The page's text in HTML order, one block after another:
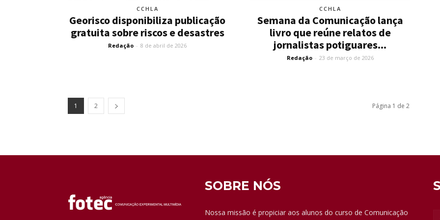
CCHLA
Georisco disponibiliza publicação
gratuita sobre riscos e desastres
Redação - 8 de abril de 2026
CCHLA
Semana da Comunicação lança
livro que reúne relatos de
jornalistas potiguares...
Redação - 23 de março de 2026
1 2 Página 1 de 2
SOBRE NÓS
Nossa missão é propiciar aos alunos do curso de Comunicação